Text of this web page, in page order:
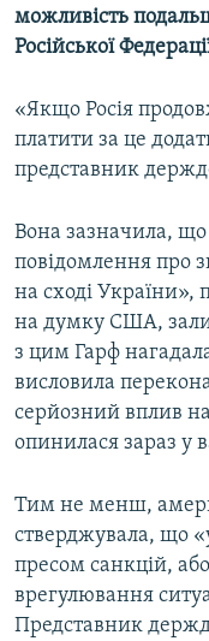
ВСЕ ЗА ДЕНЬ
СПЕЦПРОЕКТИ
ДЕПОРТАЦІЯ
ВІДЕОУРОКИ «ELIFBE»
СВІДЧЕННЯ ОКУПАЦІЇ
УКРАЇНСЬКА
ІНФОГРАФІКА
ЯК ОБІЙТИ
Русский
ДОЛУЧАЙСЯ!
Усі сайти RFE/RL
можливість
Російської
«Якщо Росія
платити за це
представник
Вона зазначила, що
повідомлення про
на сході України»,
на думку США,
з цим Гарф нагадала
висловила
серйозний вплив
опинилася зараз у
Тим не менш,
стверджувала, що
пресом санкцій,
врегулювання
Представник